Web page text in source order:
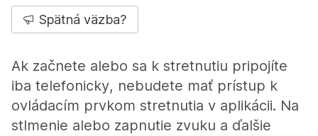
Spätná väzba?
Ak začnete alebo sa k stretnutiu pripojíte
iba telefonicky, nebudete mať prístup k
ovládacím prvkom stretnutia v aplikácii. Na
stlmenie alebo zapnutie zvuku a ďalšie